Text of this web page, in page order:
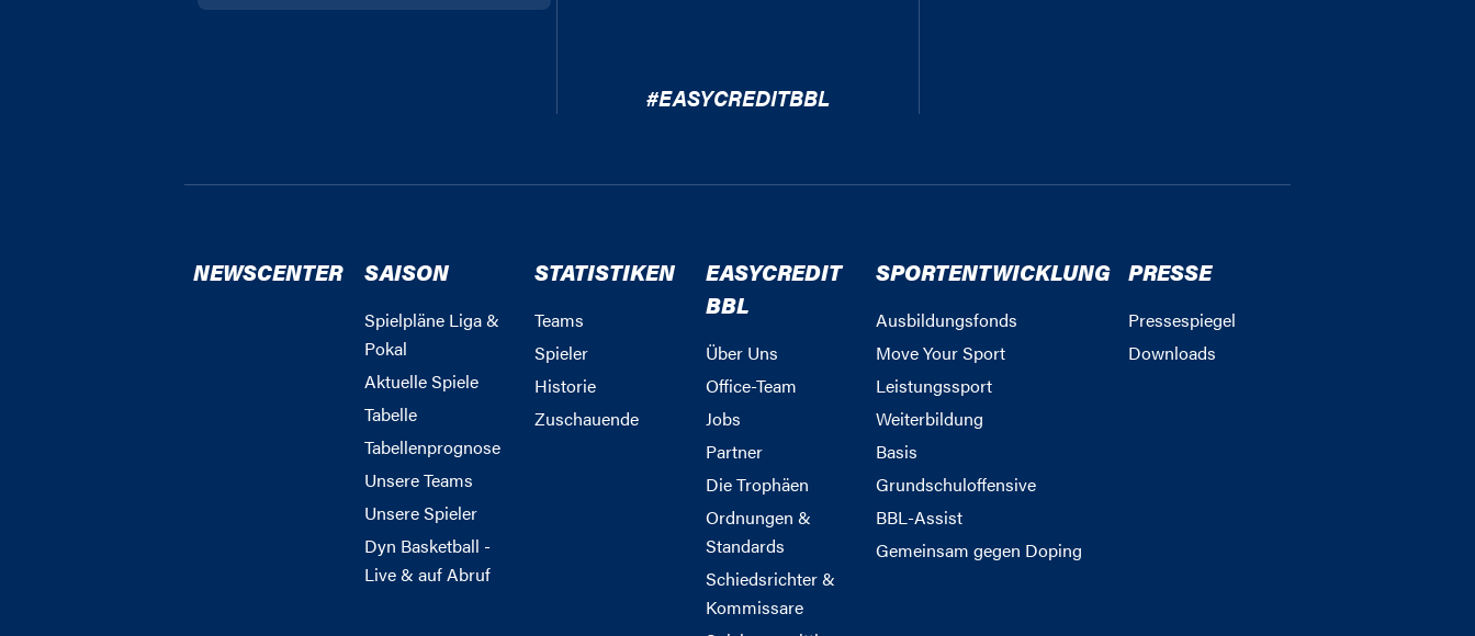
#EASYCREDITBBL
NEWSCENTER SAISON
Spielpläne Liga &
Pokal
Aktuelle Spiele
Tabelle
Tabellenprognose
Unsere Teams
Unsere Spieler
Dyn Basketball -
Live & auf Abruf
STATISTIKEN
Teams
Spieler
Historie
Zuschauende
EASYCREDIT
BBL
Über Uns
Office-Team
Jobs
Partner
Die Trophäen
Ordnungen &
Standards
Schiedsrichter &
Kommissare
SPORTENTWICKLUNG
Ausbildungsfonds
Move Your Sport
Leistungssport
Weiterbildung
Basis
Grundschuloffensive
BBL-Assist
Gemeinsam gegen Doping
PRESSE
Pressespiegel
Downloads